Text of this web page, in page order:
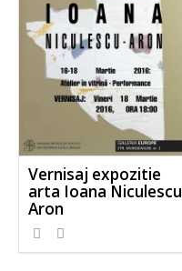
Vernisaj expozitie
arta Ioana Niculescu
Aron